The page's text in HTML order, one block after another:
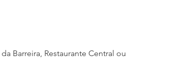
Barreira, Restaurante Central ou